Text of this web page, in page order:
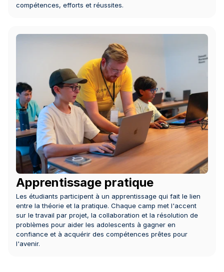
compétences, efforts et réussites.
Apprentissage pratique
Les étudiants participent à un apprentissage qui fait le lien
entre la théorie et la pratique. Chaque camp met l'accent
sur le travail par projet, la collaboration et la résolution de
problèmes pour aider les adolescents à gagner en
confiance et à acquérir des compétences prêtes pour
l'avenir.